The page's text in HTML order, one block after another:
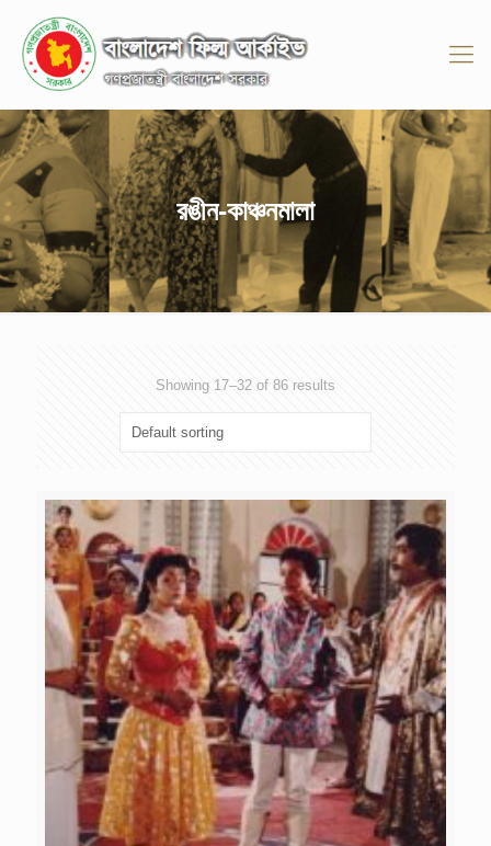
রঙীন-কাঞ্চনমালা
Showing 17–32 of 86 results